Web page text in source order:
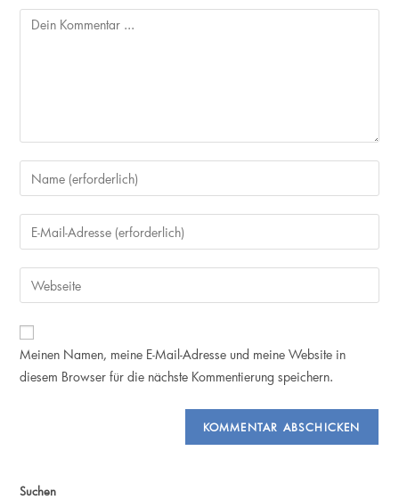
Kommentieren
Gib
deinen
Namen
oder
zum
Kommentieren
ein
Gib
deine
E-
Mail-
zum
Kommentieren
ein
Gib
deine
Website-
URL
ein
Meinen Namen, meine E-Mail-Adresse und meine Website in
diesem Browser für die nächste Kommentierung speichern.
Suchen